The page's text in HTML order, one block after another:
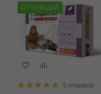
ОТ КЛЕЩЕЙ
5 отзывов